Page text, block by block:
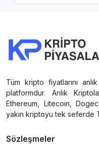
Tüm kripto fiyatlarını
platformdur. Anlık
Ethereum, Litecoin,
yakın kriptoyu tek seferde
Sözleşmeler